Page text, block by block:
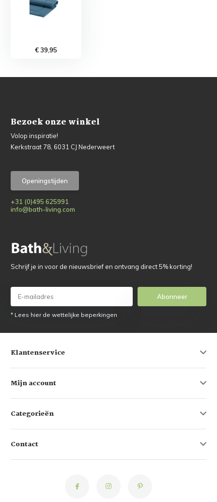
€ 39,95
Bezoek onze winkel
Volop inspiratie!
Kerkstraat 78, 6031 CJ Nederweert
Openingstijden
+31 (0)495 625991
info@bath-living.com
Schrijf je in voor de nieuwsbrief en ontvang direct 5% korting!
Abonneer
* Lees hier de wettelijke beperkingen
Klantenservice
Mijn account
Categorieën
Contact